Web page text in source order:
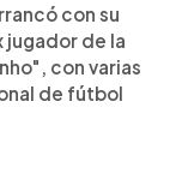
con su
jugador de la
con varias
de fútbol